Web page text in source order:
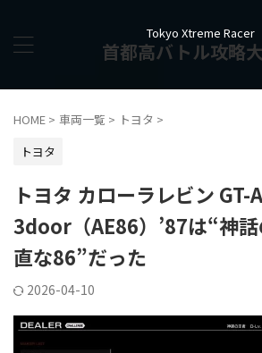
Tokyo Xtreme Racer
首都高バトル攻略
HOME > 車両一覧 > トヨタ >
トヨタ
トヨタ カローラレビン GT-
3door（AE86）’87は“神
直な86”だった
2026-04-10